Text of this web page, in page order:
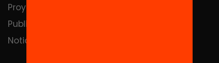
Proyectos
Publicaciones y vídeos
Noticias